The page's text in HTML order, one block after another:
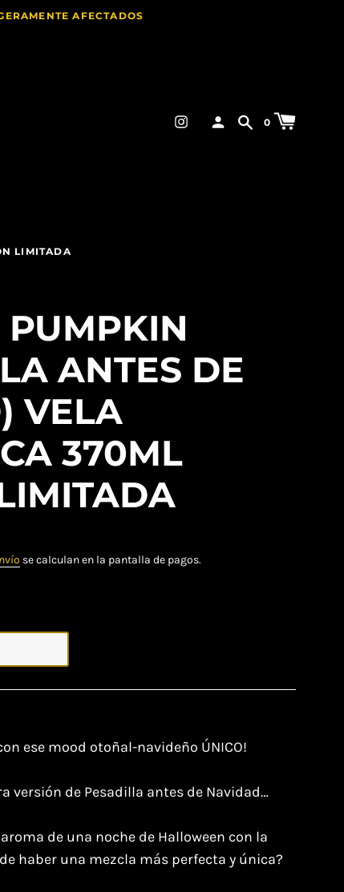
AFECTADOS
0
LIMITADA
PUMPKIN
ANTES DE
VELA
370ML
se calculan en la pantalla de pagos.
ese mood otoñal-navideño ÚNICO!
versión de Pesadilla antes de Navidad…
de una noche de Halloween con la
haber una mezcla más perfecta y única?